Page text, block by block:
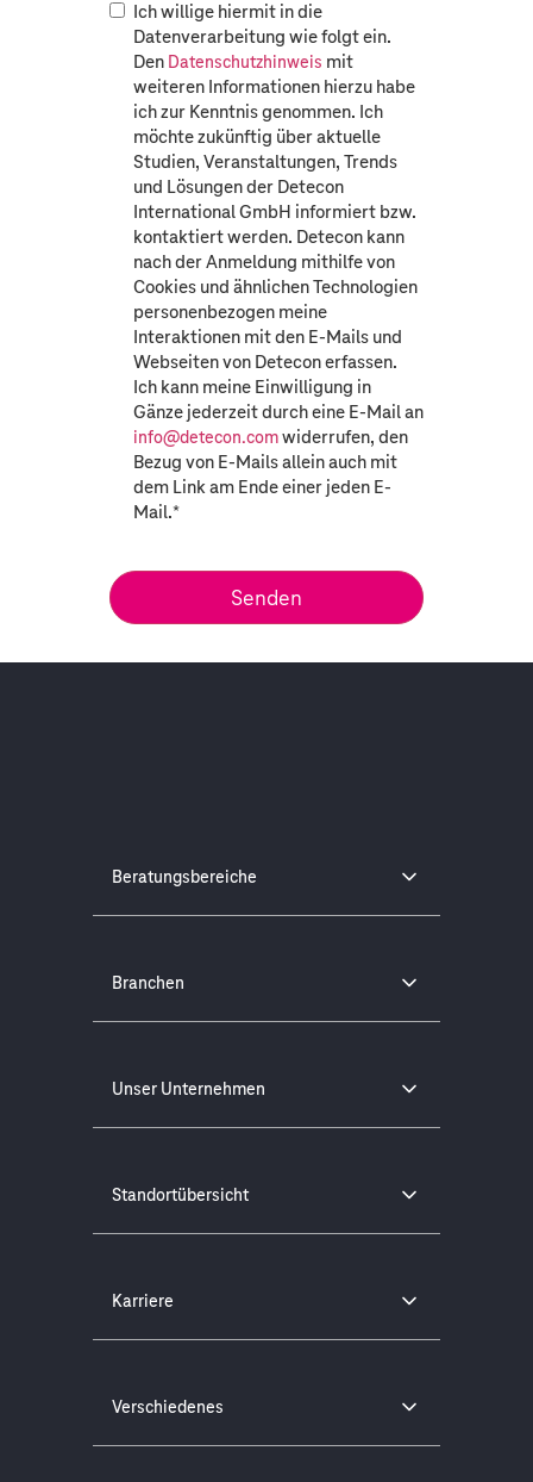
Ich willige hiermit in die
Datenverarbeitung wie folgt ein.
Den Datenschutzhinweis mit
weiteren Informationen hierzu habe
ich zur Kenntnis genommen. Ich
möchte zukünftig über aktuelle
Studien, Veranstaltungen, Trends
und Lösungen der Detecon
International GmbH informiert bzw.
kontaktiert werden. Detecon kann
nach der Anmeldung mithilfe von
Cookies und ähnlichen Technologien
personenbezogen meine
Interaktionen mit den E-Mails und
Webseiten von Detecon erfassen.
Ich kann meine Einwilligung in
Gänze jederzeit durch eine E-Mail an
info@detecon.comwiderrufen, den
Bezug von E-Mails allein auch mit
dem Link am Ende einer jeden E-
Mail.*
Beratungsbereiche
Branchen
Unser Unternehmen
Standortübersicht
Karriere
Verschiedenes